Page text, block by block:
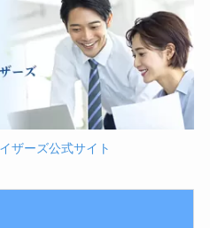
ザーズ公式サイト